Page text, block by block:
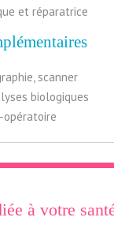
et réparatrice
scanner
biologiques
opératoire
à votre